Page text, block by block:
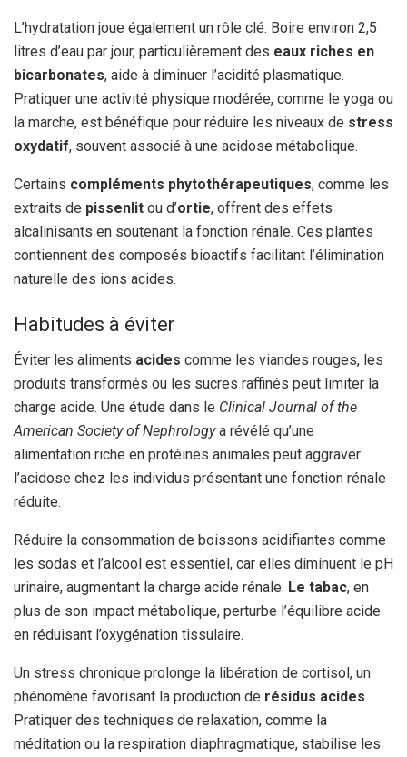
L’hydratation joue également un rôle clé. Boire environ 2,5
litres d’eau par jour, particulièrement des eaux riches en
bicarbonates, aide à diminuer l’acidité plasmatique.
Pratiquer une activité physique modérée, comme le yoga ou
la marche, est bénéfique pour réduire les niveaux de stress
oxydatif, souvent associé à une acidose métabolique.
Certains compléments phytothérapeutiques, comme les
extraits de pissenlit ou d’ortie, offrent des effets
alcalinisants en soutenant la fonction rénale. Ces plantes
contiennent des composés bioactifs facilitant l’élimination
naturelle des ions acides.
Habitudes à éviter
Éviter les aliments acides comme les viandes rouges, les
produits transformés ou les sucres raffinés peut limiter la
charge acide. Une étude dans le Clinical Journal of the
American Society of Nephrologya révélé qu’une
alimentation riche en protéines animales peut aggraver
l’acidose chez les individus présentant une fonction rénale
réduite.
Réduire la consommation de boissons acidifiantes comme
les sodas et l’alcool est essentiel, car elles diminuent le pH
urinaire, augmentant la charge acide rénale. Le tabac, en
plus de son impact métabolique, perturbe l’équilibre acide
en réduisant l’oxygénation tissulaire.
Un stress chronique prolonge la libération de cortisol, un
phénomène favorisant la production de résidus acides.
Pratiquer des techniques de relaxation, comme la
méditation ou la respiration diaphragmatique, stabilise les